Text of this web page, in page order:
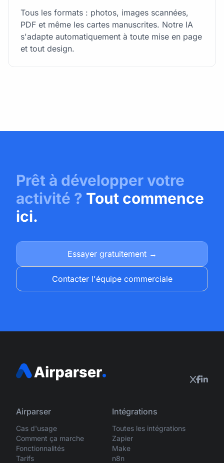
Tous les formats : photos, images scannées,
PDF et même les cartes manuscrites. Notre IA
s'adapte automatiquement à toute mise en page
et tout design.
Prêt à développer votre
activité ? Tout commence
ici.
Essayer gratuitement →
Contacter l'équipe commerciale
Airparser
Cas d'usage
Comment ça marche
Fonctionnalités
Tarifs
Intégrations
Toutes les intégrations
Zapier
Make
n8n